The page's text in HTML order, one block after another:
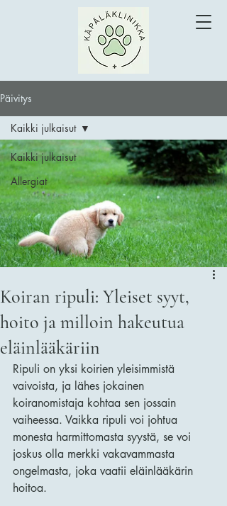
Päivitys
Kaikki julkaisut
Allergiat
Kaikki julkaisut
Koiran ripuli: Yleiset syyt,
hoito ja milloin hakeutua
eläinlääkäriin
Ripuli on yksi koirien yleisimmistä
vaivoista, ja lähes jokainen
koiranomistaja kohtaa sen jossain
vaiheessa. Vaikka ripuli voi johtua
monesta harmittomasta syystä, se voi
joskus olla merkki vakavammasta
ongelmasta, joka vaatii eläinlääkärin
hoitoa.